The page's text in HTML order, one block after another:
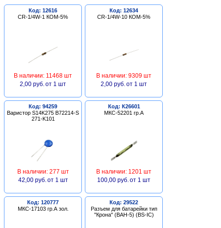
Код: 12616
CR-1/4W-1 КОМ-5%
В наличии: 11468 шт
2,00 руб. от 1 шт
Код: 12634
CR-1/4W-10 КОМ-5%
В наличии: 9309 шт
2,00 руб. от 1 шт
Код: 94259
Варистор S14K275 B72214-S
271-K101
В наличии: 277 шт
42,00 руб. от 1 шт
Код: К26601
МКС-52201 гр.А
В наличии: 1201 шт
100,00 руб. от 1 шт
Код: 120777
МКС-17103 гр.А зол.
Код: 29522
Разъем для батарейки тип
"Крона" (BAH-5) (BS-IC)